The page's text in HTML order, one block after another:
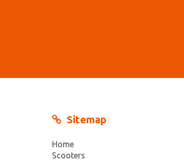
Sitemap
Home
Scooters